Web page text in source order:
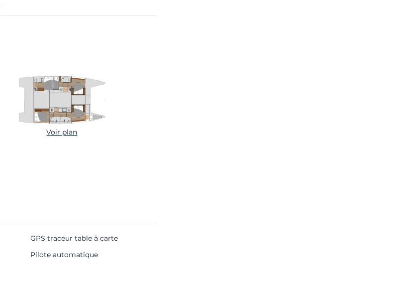
Voir plan
GPS traceur table à carte
Pilote automatique